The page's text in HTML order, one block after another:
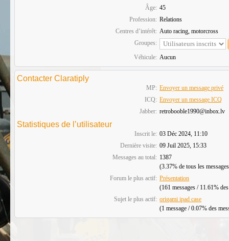
Âge: 45
Profession: Relations
Centres d’intérêt: Auto racing, motorcross
Groupes:
Véhicule: Aucun
Contacter Claratiply
MP: Envoyer un message privé
ICQ: Envoyer un message ICQ
Jabber: retrobooble1990@inbox.lv
Statistiques de l’utilisateur
Inscrit le: 03 Déc 2024, 11:10
Dernière visite: 09 Juil 2025, 15:33
Messages au total: 1387
(3.37% de tous les
Forum le plus actif: Présentation
(161 messages / 11.61%
Sujet le plus actif: origami ipad case
(1 message / 0.07% des